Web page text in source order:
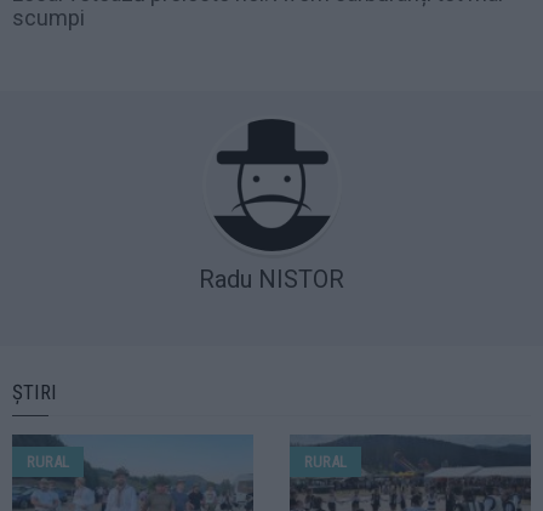
scumpi
Radu NISTOR
ȘTIRI
RURAL RURAL